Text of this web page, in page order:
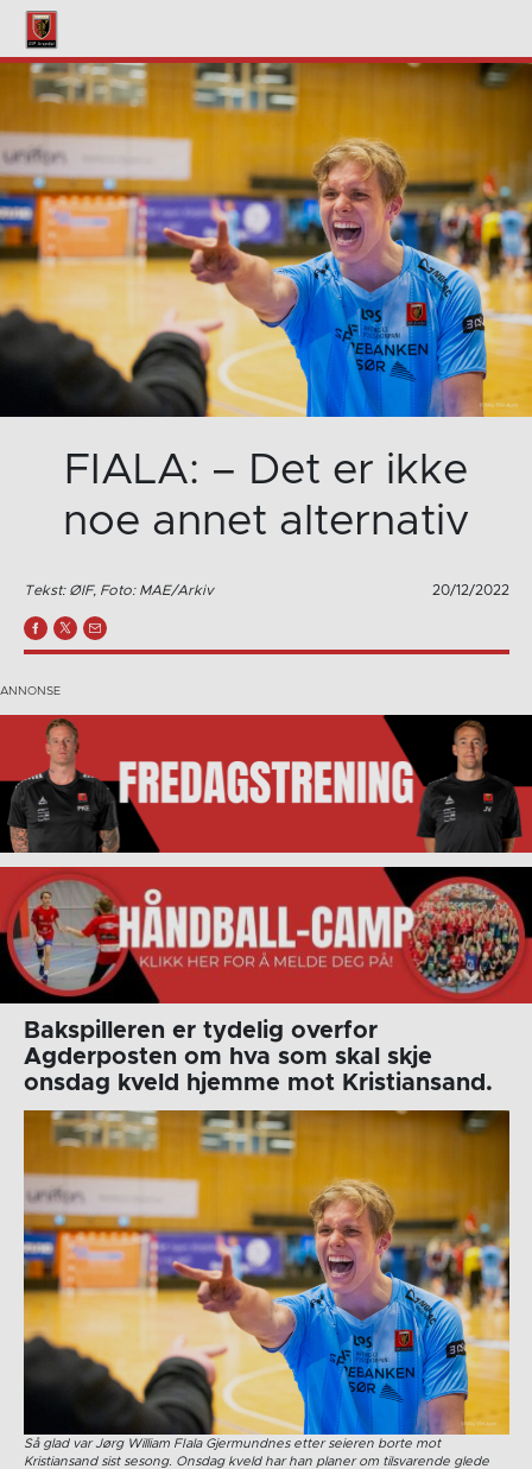
FIALA: – Det er ikke
noe annet alternativ
Tekst: ØIF, Foto: MAE/Arkiv 20/12/2022
Bakspilleren er tydelig overfor
Agderposten om hva som skal skje
onsdag kveld hjemme mot Kristiansand.
Så glad var Jørg William FIala Gjermundnes etter seieren borte mot
Kristiansand sist sesong. Onsdag kveld har han planer om tilsvarende glede